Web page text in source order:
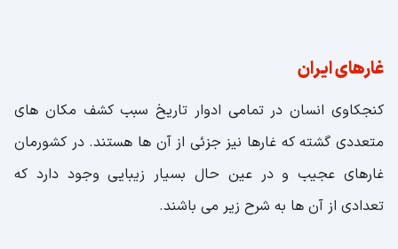
غارهای ایران
کنجکاوی انسان در تمامی ادوار تاریخ سبب کشف مکان های
متعددی گشته که غارها نیز جزئی از آن ها هستند. در کشورمان
غارهای عجیب و در عین حال بسیار زیبایی وجود دارد که
تعدادی از آن ها به شرح زیر می باشند.